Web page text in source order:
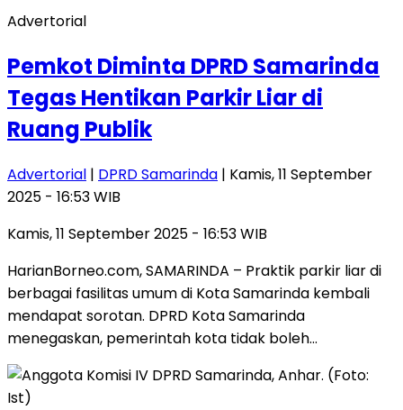
Advertorial
Pemkot Diminta DPRD Samarinda
Tegas Hentikan Parkir Liar di
Ruang Publik
Advertorial | DPRD Samarinda | Kamis, 11 September
2025 - 16:53 WIB
Kamis, 11 September 2025 - 16:53 WIB
HarianBorneo.com, SAMARINDA – Praktik parkir liar di
berbagai fasilitas umum di Kota Samarinda kembali
mendapat sorotan. DPRD Kota Samarinda
menegaskan, pemerintah kota tidak boleh…